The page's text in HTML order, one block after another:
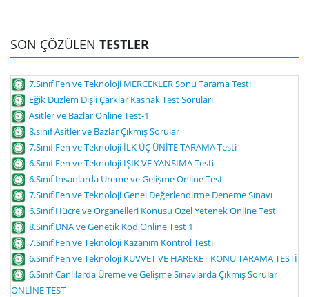
SON ÇÖZÜLEN TESTLER
7.Sınıf Fen ve Teknoloji MERCEKLER Sonu Tarama Testi
Eğik Düzlem Dişli Çarklar Kasnak Test Soruları
Asitler ve Bazlar Online Test-1
8.sınıf Asitler ve Bazlar Çıkmış Sorular
7.Sınıf Fen ve Teknoloji İLK ÜÇ ÜNİTE TARAMA Testi
6.Sınıf Fen ve Teknoloji IŞIK VE YANSIMA Testi
6.Sınıf İnsanlarda Üreme ve Gelişme Online Test
7.Sınıf Fen ve Teknoloji Genel Değerlendirme Deneme Sınavı
6.Sınıf Hücre ve Organelleri Konusu Özel Yetenek Online Test
8.Sınıf DNA ve Genetik Kod Online Test 1
7.Sınıf Fen ve Teknoloji Kazanım Kontrol Testi
6.Sınıf Fen ve Teknoloji KUVVET VE HAREKET KONU TARAMA TESTİ
6.Sınıf Canlılarda Üreme ve Gelişme Sınavlarda Çıkmış Sorular
ONLİNE TEST